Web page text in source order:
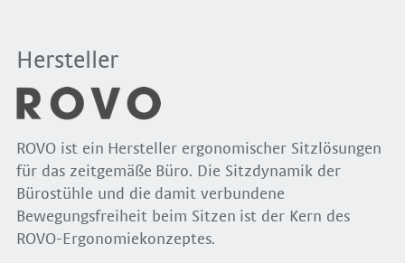
Hersteller
ROVO ist ein Hersteller ergonomischer Sitzlösungen
für das zeitgemäße Büro. Die Sitzdynamik der
Bürostühle und die damit verbundene
Bewegungsfreiheit beim Sitzen ist der Kern des
ROVO-Ergonomiekonzeptes.